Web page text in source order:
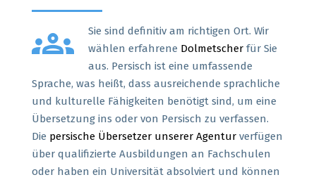
groups
Sie sind definitiv am richtigen Ort. Wir
wählen erfahrene Dolmetscher für Sie
aus. Persisch ist eine umfassende
Sprache, was heißt, dass ausreichende sprachliche
und kulturelle Fähigkeiten benötigt sind, um eine
Übersetzung ins oder von Persisch zu verfassen.
Die persische Übersetzer unserer Agentur verfügen
über qualifizierte Ausbildungen an Fachschulen
oder haben ein Universität absolviert und können